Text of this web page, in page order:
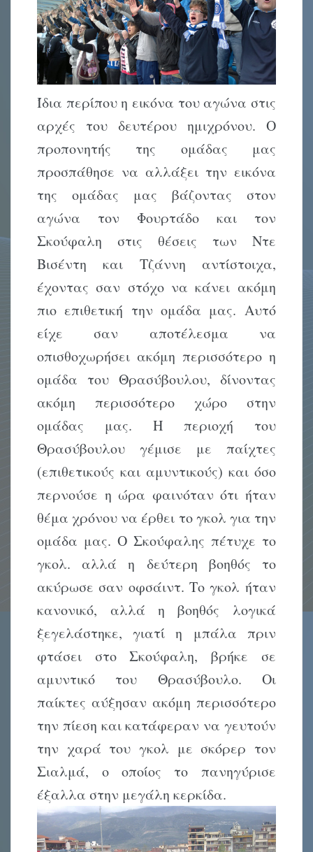
Ίδια περίπου η εικόνα του αγώνα στις
αρχές του δευτέρου ημιχρόνου. Ο
προπονητής της ομάδας μας
προσπάθησε να αλλάξει την εικόνα
της ομάδας μας βάζοντας στον
αγώνα τον Φουρτάδο και τον
Σκούφαλη στις θέσεις των Ντε
Βισέντη και Τζάννη αντίστοιχα,
έχοντας σαν στόχο να κάνει ακόμη
πιο επιθετική την ομάδα μας. Αυτό
είχε σαν αποτέλεσμα να
οπισθοχωρήσει ακόμη περισσότερο η
ομάδα του Θρασύβουλου, δίνοντας
ακόμη περισσότερο χώρο στην
ομάδας μας. Η περιοχή του
Θρασύβουλου γέμισε με παίχτες
(επιθετικούς και αμυντικούς) και όσο
περνούσε η ώρα φαινόταν ότι ήταν
θέμα χρόνου να έρθει το γκολ για την
ομάδα μας. Ο Σκούφαλης πέτυχε το
γκολ. αλλά η δεύτερη βοηθός το
ακύρωσε σαν οφσάιντ. Το γκολ ήταν
κανονικό, αλλά η βοηθός λογικά
ξεγελάστηκε, γιατί η μπάλα πριν
φτάσει στο Σκούφαλη, βρήκε σε
αμυντικό του Θρασύβουλο. Οι
παίκτες αύξησαν ακόμη περισσότερο
την πίεση και κατάφεραν να γευτούν
την χαρά του γκολ με σκόρερ τον
Σιαλμά, ο οποίος το πανηγύρισε
έξαλλα στην μεγάλη κερκίδα.